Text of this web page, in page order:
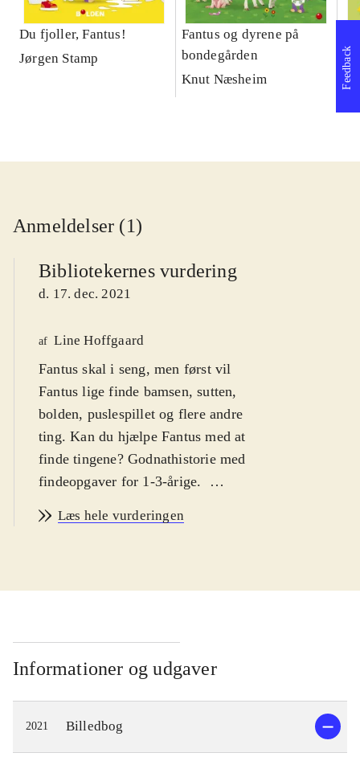
Du fjoller, Fantus!
Jørgen Stamp
Fantus og dyrene på
bondegården
Knut Næsheim
Anmeldelser (1)
Bibliotekernes vurdering
d. 17. dec. 2021
af Line Hoffgaard
Fantus skal i seng, men først vil
Fantus lige finde bamsen, sutten,
bolden, puslespillet og flere andre
ting. Kan du hjælpe Fantus med at
finde tingene? Godnathistorie med
findeopgaver for 1-3-årige.
serie "Minibørnene", som vises på
ting, Fantus skal have fundet først:
bold, cykelhjelmen osv. Det bliver til
rigtig mange ting og nu er sengen så
fyldt med ting, at der ikke er plads til
Fantus. Så Fantus må bestemme sig
for, hvilke ting det er rarest at sove
med. Bogens format er kvadratisk
Læs hele vurderingen
Informationer og udgaver
2021 Billedbog
Feedback